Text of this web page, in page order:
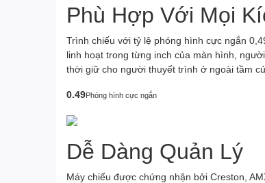
Phù Hợp Với Mọi
Trình chiếu với tỷ lệ phóng hình cực ngắn
linh hoạt trong từng inch của màn hình,
thời giữ cho người thuyết trình ở ngoài tầm
0.49Phóng hình cực ngắn
Dễ Dàng Quản Lý
Máy chiếu được chứng nhận bởi Creston,